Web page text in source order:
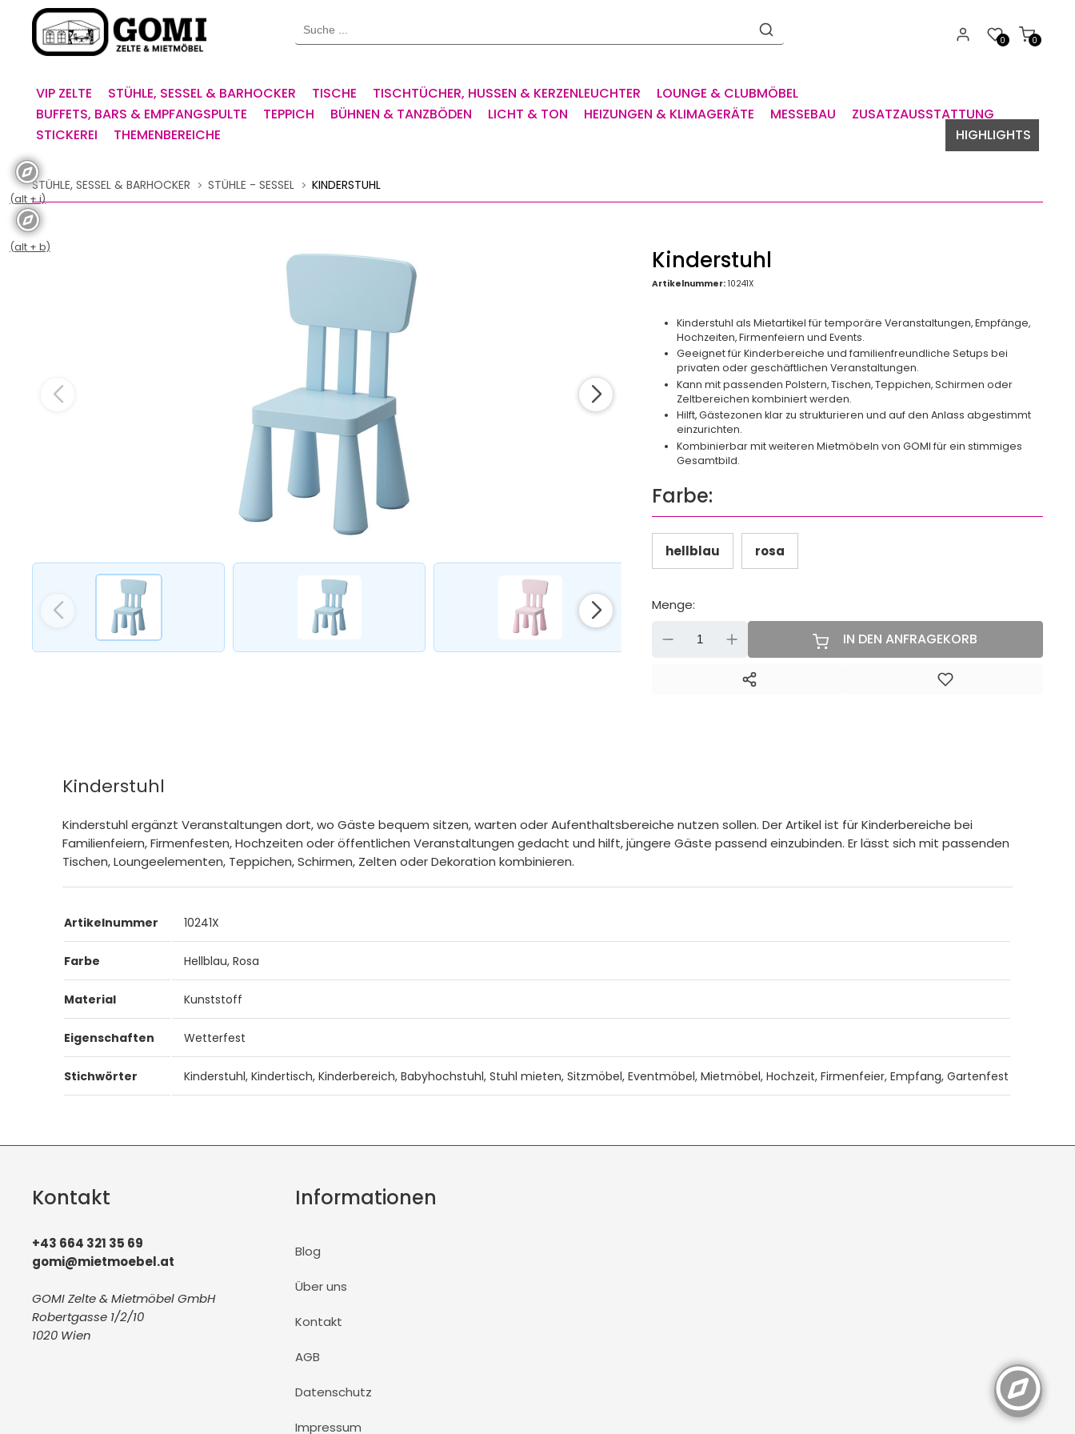
Willkommen.
Verwenden
Barrierefreiheitsmenü
und
ALT
um
Suche
0
0
VIP ZELTE STÜHLE, SESSEL & BARHOCKER TISCHE TISCHTÜCHER, HUSSEN & KERZENLEUCHTER
LOUNGE & CLUBMÖBEL
BUFFETS, BARS & EMPFANGSPULTE
TEPPICH BÜHNEN & TANZBÖDEN LICHT & TON HEIZUNGEN & KLIMAGERÄTE MESSEBAU
ZUSATZAUSSTATTUNG
STICKEREI
THEMENBEREICHE HIGHLIGHTS
STÜHLE, SESSEL & BARHOCKER STÜHLE - SESSEL KINDERSTUHL
Kinderstuhl
Artikelnummer: 10241X
Kinderstuhl als Mietartikel für temporäre Veranstaltungen, Empfänge,
Hochzeiten, Firmenfeiern und Events.
Geeignet für Kinderbereiche und familienfreundliche Setups bei
privaten oder geschäftlichen Veranstaltungen.
Kann mit passenden Polstern, Tischen, Teppichen, Schirmen oder
Zeltbereichen kombiniert werden.
Hilft, Gästezonen klar zu strukturieren und auf den Anlass abgestimmt
einzurichten.
Kombinierbar mit weiteren Mietmöbeln von GOMI für ein stimmiges
Gesamtbild.
Farbe:
hellblau rosa
Menge:
IN DEN ANFRAGEKORB
Kinderstuhl
Kinderstuhl ergänzt Veranstaltungen dort, wo Gäste bequem sitzen, warten oder Aufenthaltsbereiche nutzen sollen. Der Artikel ist für Kinderbereiche bei
Familienfeiern, Firmenfesten, Hochzeiten oder öffentlichen Veranstaltungen gedacht und hilft, jüngere Gäste passend einzubinden. Er lässt sich mit passenden
Tischen, Loungeelementen, Teppichen, Schirmen, Zelten oder Dekoration kombinieren.
Artikelnummer 10241X
Farbe Hellblau, Rosa
Material Kunststoff
Eigenschaften Wetterfest
Stichwörter Kinderstuhl, Kindertisch, Kinderbereich, Babyhochstuhl, Stuhl mieten, Sitzmöbel, Eventmöbel, Mietmöbel, Hochzeit, Firmenfeier, Empfang, Gartenfest
Kontakt
+43 664 321 35 69
gomi@mietmoebel.at
GOMI Zelte & Mietmöbel GmbH
Robertgasse 1/2/10
1020 Wien
Informationen
Blog
Über uns
Kontakt
AGB
Datenschutz
Impressum
(alt + b)
(alt + i)